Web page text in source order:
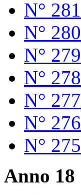
N° 281
N° 280
N° 279
N° 278
N° 277
N° 276
N° 275
Anno 18